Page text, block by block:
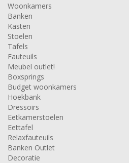
Woonkamers
Banken
Kasten
Stoelen
Tafels
Fauteuils
Meubel outlet!
Boxsprings
Budget woonkamers
Hoekbank
Dressoirs
Eetkamerstoelen
Eettafel
Relaxfauteuils
Banken Outlet
Decoratie